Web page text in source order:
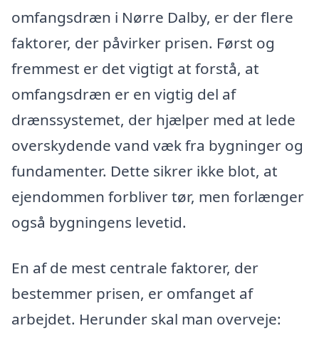
omfangsdræn i Nørre Dalby, er der flere
faktorer, der påvirker prisen. Først og
fremmest er det vigtigt at forstå, at
omfangsdræn er en vigtig del af
drænssystemet, der hjælper med at lede
overskydende vand væk fra bygninger og
fundamenter. Dette sikrer ikke blot, at
ejendommen forbliver tør, men forlænger
også bygningens levetid.
En af de mest centrale faktorer, der
bestemmer prisen, er omfanget af
arbejdet. Herunder skal man overveje: